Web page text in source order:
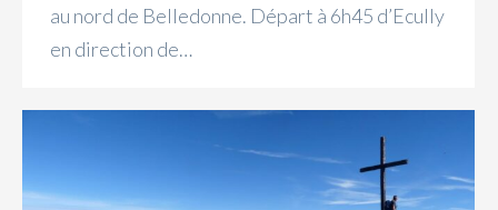
au nord de Belledonne. Départ à 6h45 d’Ecully
en direction de…